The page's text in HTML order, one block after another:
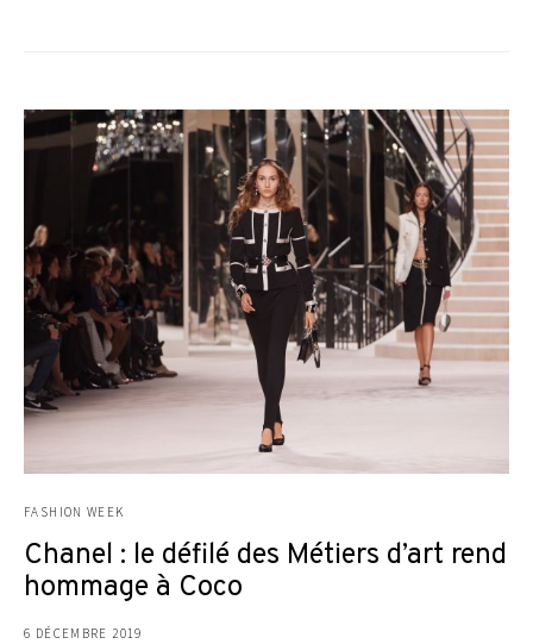
FASHION WEEK
Chanel : le défilé des Métiers d’art rend
hommage à Coco
6 DÉCEMBRE 2019